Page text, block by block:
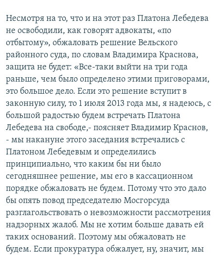
Несмотря на то, что и на этот раз Платона Лебедева
не освободили, как говорят адвокаты, «по
отбытому», обжаловать решение Вельского
районного суда, по словам Владимира Краснова,
защита не будет: «Все-таки выйти на три года
раньше, чем было определено этими приговорами,
это большое дело. Если это решение вступит в
законную силу, то 1 июля 2013 года мы, я надеюсь, с
большой радостью будем встречать Платона
Лебедева на свободе,- поясняет Владимир Краснов,
- мы накануне этого заседания встречались с
Платоном Лебедевым и определились
принципиально, что каким бы ни было
сегодняшнее решение, мы его в кассационном
порядке обжаловать не будем. Потому что это дало
бы опять повод председателю Мосгорсуда
разглагольствовать о невозможности рассмотрения
надзорных жалоб. Мы не хотим больше давать ей
таких оснований. Поэтому мы обжаловать не
будем. Если прокуратура обжалует, ну, значит, мы